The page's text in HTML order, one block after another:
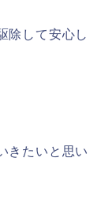
除して安心し
きたいと思い